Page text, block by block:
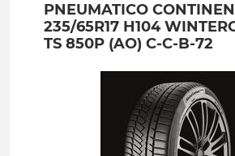
PNEUMATICO
235/65R17 H104
TS 850P (AO) C-C-B-72